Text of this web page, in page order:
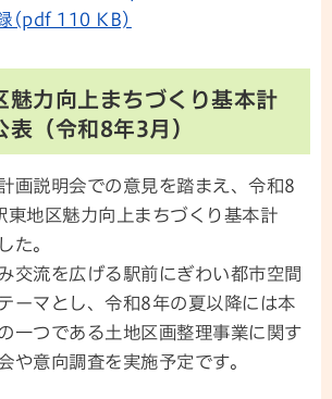
(pdf 110 KB)
魅力向上まちづくり基本計
表（令和8年3月）
画説明会での意見を踏まえ、令和8
東地区魅力向上まちづくり基本計
た。
交流を広げる駅前にぎわい都市空間
ーマとし、令和8年の夏以降には本
一つである土地区画整理事業に関す
や意向調査を実施予定です。